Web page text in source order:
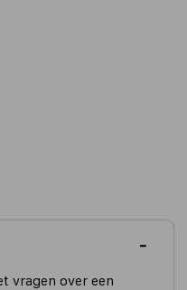
vragen over een